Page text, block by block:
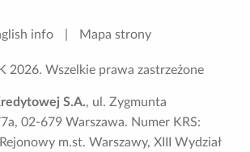
info Mapa strony
2026. Wszelkie prawa zastrzeżone
S.A., ul. Zygmunta
02-679 Warszawa. Numer KRS:
m.st. Warszawy, XIII Wydział